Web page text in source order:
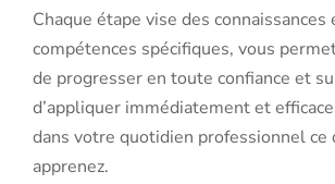
Chaque étape vise des connaissances
compétences spécifiques, vous
de progresser en toute confiance et
d’appliquer immédiatement et
dans votre quotidien professionnel ce
apprenez.